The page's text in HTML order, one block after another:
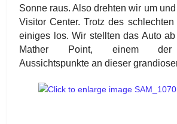
Sonne raus. Also drehten wir um
Visitor Center. Trotz des
einiges los. Wir stellten das Auto
Mather Point, einem der
Aussichtspunkte an dieser